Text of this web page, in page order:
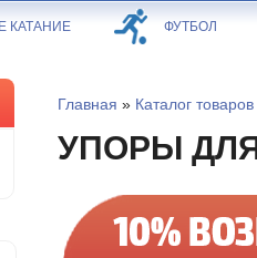
КАТАНИЕ ФУТБОЛ
Главная » Каталог товаров
УПОРЫ